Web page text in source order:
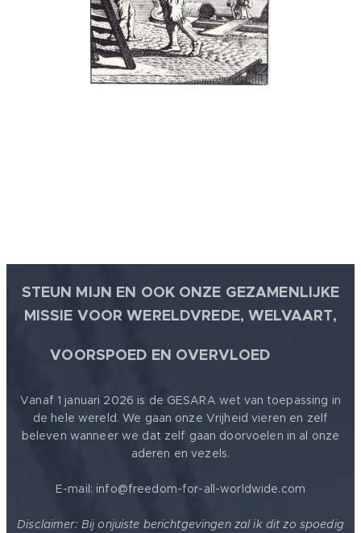
STEUN MIJN EN OOK ONZE GEZAMENLIJKE
MISSIE VOOR WERELDVREDE, WELVAART,
VOORSPOED EN OVERVLOED
Vanaf 1 januari 2026 is de GESARA wet van toepassing in
de hele wereld. We gaan onze Vrijheid vieren en zelf
beleven wanneer we dat zelf gaan doorvoelen in al onze
aderen en vezels.
E-mail: info@freedom-for-all-worldwide.com
Disclaimer: Bij onjuiste berichtgevingen zal ik dit zo spoedig